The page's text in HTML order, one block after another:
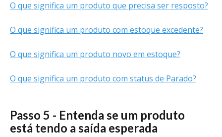
O que significa um produto que precisa ser resposto?
O que significa um produto com estoque excedente?
O que significa um produto novo em estoque?
O que significa um produto com status de Parado?
Passo 5 - Entenda se um produto
está tendo a saída esperada